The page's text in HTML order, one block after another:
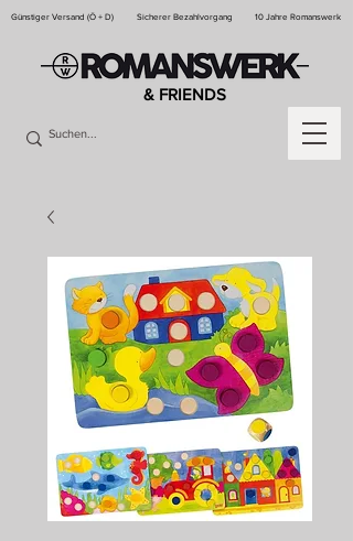
Günstiger Versand (Ö + D) Sicherer Bezahlvorgang 10 Jahre Romanswerk
& FRIENDS